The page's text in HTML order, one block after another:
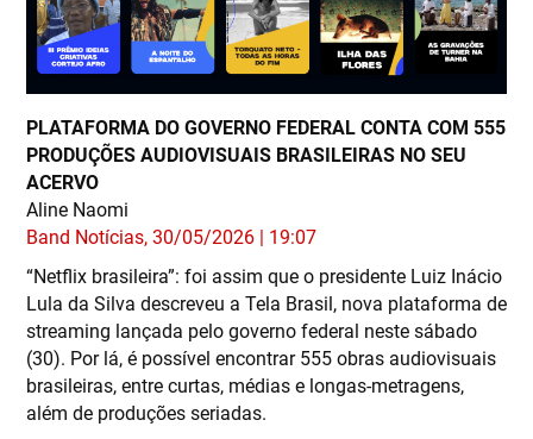
PLATAFORMA DO GOVERNO FEDERAL CONTA COM 555
PRODUÇÕES AUDIOVISUAIS BRASILEIRAS NO SEU
ACERVO
Aline Naomi
Band Notícias, 30/05/2026 | 19:07
“Netflix brasileira”: foi assim que o presidente Luiz Inácio
Lula da Silva descreveu a Tela Brasil, nova plataforma de
streaming lançada pelo governo federal neste sábado
(30). Por lá, é possível encontrar 555 obras audiovisuais
brasileiras, entre curtas, médias e longas-metragens,
além de produções seriadas.